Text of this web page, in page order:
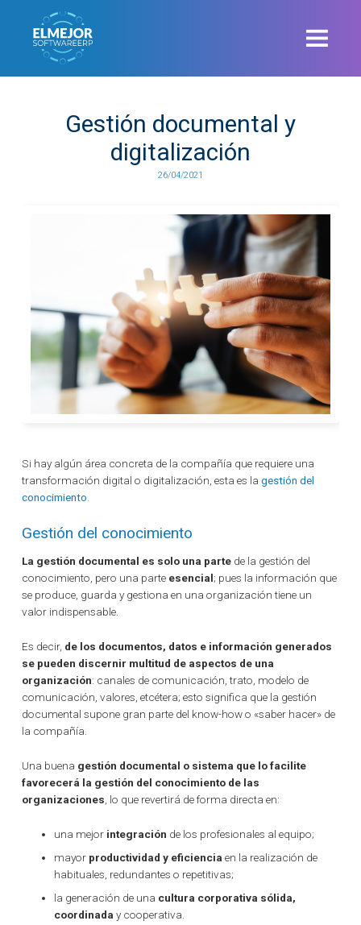
Gestión documental y
digitalización
26/04/2021
Si hay algún área concreta de la compañía que requiere una
transformación digital o digitalización, esta es lagestión del
conocimiento.
Gestión del conocimiento
La gestión documental es solo una parte de la gestión del
conocimiento, pero una parte esencial; pues la información que
se produce, guarda y gestiona en una organización tiene un
valor indispensable.
Es decir, de los documentos, datos e información generados
se pueden discernir multitud de aspectos de una
organización: canales de comunicación, trato, modelo de
comunicación, valores, etcétera; esto significa que la gestión
documental supone gran parte del know-how o «saber hacer» de
la compañía.
Una buena gestión documental o sistema que lo facilite
favorecerá la gestión del conocimiento de las
organizaciones , lo que revertirá de forma directa en:
una mejor integración de los profesionales al equipo;
mayor productividad y eficiencia en la realización de
habituales, redundantes o repetitivas;
la generación de una cultura corporativa sólida,
coordinada y cooperativa.